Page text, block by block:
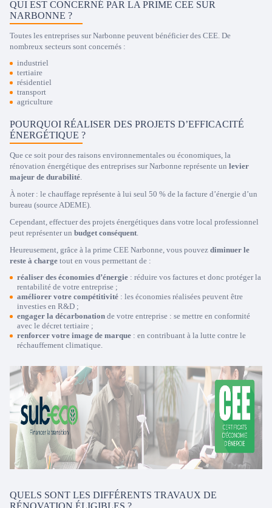
Trustpilot
QUI EST CONCERNÉ PAR LA PRIME CEE SUR
NARBONNE ?
Toutes les entreprises sur Narbonne peuvent bénéficier des CEE. De
nombreux secteurs sont concernés :
industriel
tertiaire
résidentiel
transport
agriculture
POURQUOI RÉALISER DES PROJETS D’EFFICACITÉ
ÉNERGÉTIQUE ?
Que ce soit pour des raisons environnementales ou économiques, la
rénovation énergétique des entreprises sur Narbonne représente un levier
majeur de durabilité
À noter : le chauffage représente à lui seul 50 % de la facture d’énergie d’un
bureau (source ADEME).
Cependant, effectuer des projets énergétiques dans votre local professionnel
peut représenter un budget conséquent
Heureusement, grâce à la prime CEE Narbonne, vous pouvez diminuer le
reste à charge tout en vous permettant de :
réaliser des économies d’énergie : réduire vos factures et donc protéger la
rentabilité de votre entreprise ;
améliorer votre compétitivité : les économies réalisées peuvent être
investies en R&D ;
engager la décarbonation de votre entreprise : se mettre en conformité
avec le décret tertiaire ;
renforcer votre image de marque : en contribuant à la lutte contre le
réchauffement climatique.
QUELS SONT LES DIFFÉRENTS TRAVAUX DE
RÉNOVATION ÉLIGIBLES ?